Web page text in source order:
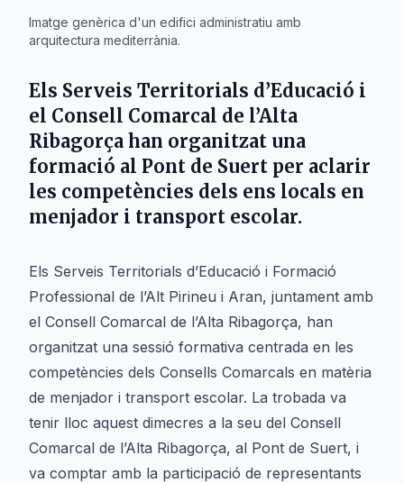
Imatge genèrica d'un edifici administratiu amb
arquitectura mediterrània.
Els Serveis Territorials d’Educació i
el Consell Comarcal de l’Alta
Ribagorça han organitzat una
formació al Pont de Suert per aclarir
les competències dels ens locals en
menjador i transport escolar.
Els Serveis Territorials d’Educació i Formació
Professional de l’Alt Pirineu i Aran, juntament amb
el Consell Comarcal de l’Alta Ribagorça, han
organitzat una sessió formativa centrada en les
competències dels Consells Comarcals en matèria
de menjador i transport escolar. La trobada va
tenir lloc aquest dimecres a la seu del Consell
Comarcal de l’Alta Ribagorça, al Pont de Suert, i
va comptar amb la participació de representants